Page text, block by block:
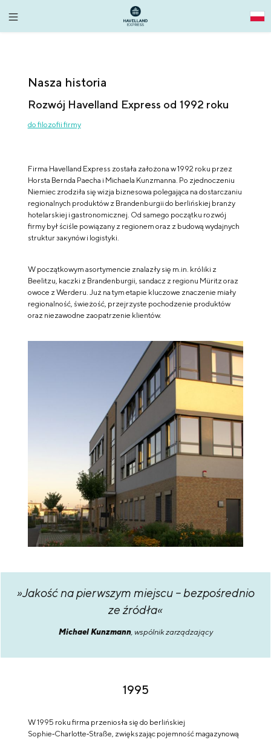
Nasza historia
Rozwój Havelland Express od 1992 roku
do filozofii firmy
Firma Havelland Express została założona w 1992 roku przez
Horsta Bernda Paecha i Michaela Kunzmanna. Po zjednoczeniu
Niemiec zrodziła się wizja biznesowa polegająca na dostarczaniu
regionalnych produktów z Brandenburgii do berlińskiej branży
hotelarskiej i gastronomicznej. Od samego początku rozwój
firmy był ściśle powiązany z regionem oraz z budową wydajnych
struktur закупów i logistyki.
W początkowym asortymencie znalazły się m.in. króliki z
Beelitzu, kaczki z Brandenburgii, sandacz z regionu Müritz oraz
owoce z Werderu. Już na tym etapie kluczowe znaczenie miały
regionalność, świeżość, przejrzyste pochodzenie produktów
oraz niezawodne zaopatrzenie klientów.
»Jakość na pierwszym miejscu – bezpośrednio
ze źródła«
Michael Kunzmann, wspólnik zarządzający
1995
W 1995 roku firma przeniosła się do berlińskiej
Sophie‑Charlotte‑Straße, zwiększając pojemność magazynową